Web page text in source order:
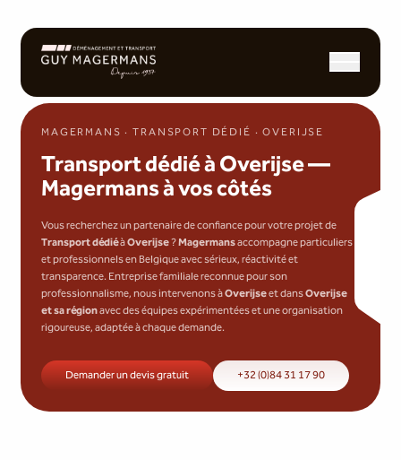
MAGERMANS · TRANSPORT DÉDIÉ · OVERIJSE
Transport dédié à Overijse —
Magermans à vos côtés
Vous recherchez un partenaire de confiance pour votre projet de
Transport dédiéàOverijse ?Magermansaccompagne particuliers
et professionnels en Belgique avec sérieux, réactivité et
transparence. Entreprise familiale reconnue pour son
professionnalisme, nous intervenons àOverijseet dansOverijse
et sa régionavec des équipes expérimentées et une organisation
rigoureuse, adaptée à chaque demande.
Demander un devis gratuit +32 (0)84 31 17 90